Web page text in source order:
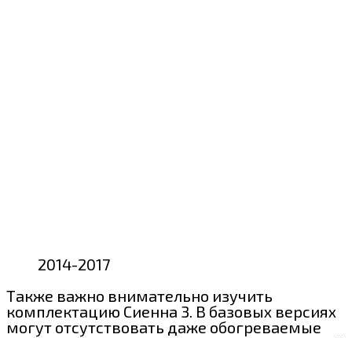
2014-2017
Также важно внимательно изучить
комплектацию Сиенна 3. В базовых версиях
могут отсутствовать даже обогреваемые